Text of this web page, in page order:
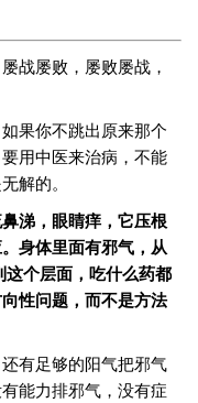
战屡败，屡败屡战，
果你不跳出原来那个
用中医来治病，不能
解的。
涕，眼睛痒，它压根
身体里面有邪气，从
个层面，吃什么药都
性问题，而不是方法
有足够的阳气把邪气
能力排邪气，没有症